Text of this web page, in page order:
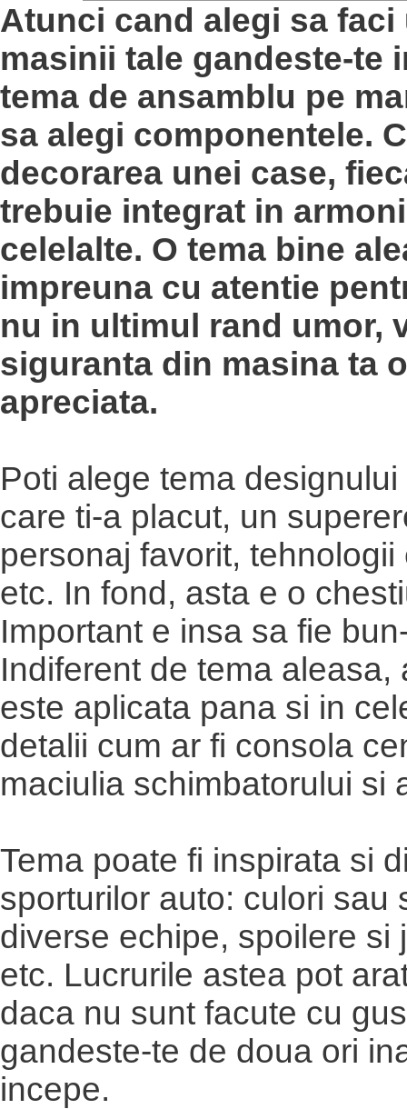
Atunci cand alegi sa
masinii tale gandeste-te
tema de ansamblu pe
sa alegi componentele.
decorarea unei case,
trebuie integrat in
celelalte. O tema bine
impreuna cu atentie
nu in ultimul rand umor,
siguranta din masina ta
apreciata.
Poti alege tema
care ti-a placut, un
personaj favorit, tehnologii
etc. In fond, asta e o
Important e insa sa fie
Indiferent de tema aleasa,
este aplicata pana si in
detalii cum ar fi consola
maciulia schimbatorului si
Tema poate fi inspirata si
sporturilor auto: culori sau
diverse echipe, spoilere si
etc. Lucrurile astea pot
daca nu sunt facute cu
gandeste-te de doua ori
incepe.